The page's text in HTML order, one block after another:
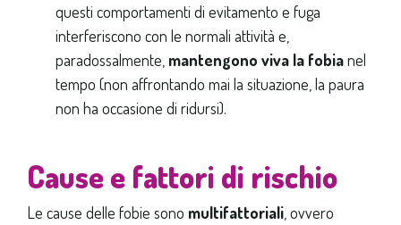
questi comportamenti di evitamento e fuga
interferiscono con le normali attività e,
paradossalmente, mantengono viva la fobianel
tempo (non affrontando mai la situazione, la paura
non ha occasione di ridursi).
Cause e fattori di rischio
Le cause delle fobie sono multifattoriali , ovvero